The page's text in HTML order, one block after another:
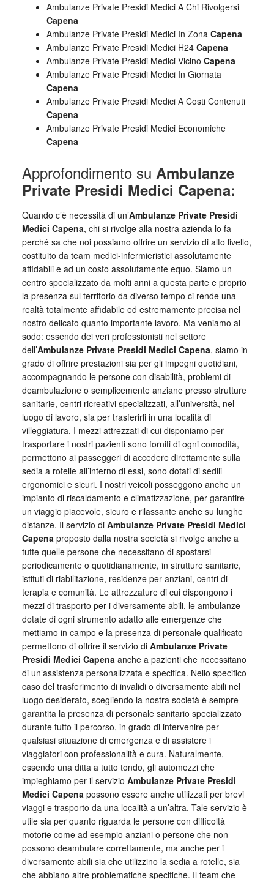
Ambulanze Private Presidi Medici A Chi Rivolgersi
Capena
Ambulanze Private Presidi Medici In Zona Capena
Ambulanze Private Presidi Medici H24 Capena
Ambulanze Private Presidi Medici Vicino Capena
Ambulanze Private Presidi Medici In Giornata
Capena
Ambulanze Private Presidi Medici A Costi Contenuti
Capena
Ambulanze Private Presidi Medici Economiche
Capena
Approfondimento su Ambulanze
Private Presidi Medici Capena:
Quando c’è necessità di un’Ambulanze Private Presidi
Medici Capena, chi si rivolge alla nostra azienda lo fa
perché sa che noi possiamo offrire un servizio di alto livello,
costituito da team medici-infermieristici assolutamente
affidabili e ad un costo assolutamente equo. Siamo un
centro specializzato da molti anni a questa parte e proprio
la presenza sul territorio da diverso tempo ci rende una
realtà totalmente affidabile ed estremamente precisa nel
nostro delicato quanto importante lavoro. Ma veniamo al
sodo: essendo dei veri professionisti nel settore
dell’Ambulanze Private Presidi Medici Capena, siamo in
grado di offrire prestazioni sia per gli impegni quotidiani,
accompagnando le persone con disabilità, problemi di
deambulazione o semplicemente anziane presso strutture
sanitarie, centri ricreativi specializzati, all’università, nel
luogo di lavoro, sia per trasferirli in una località di
villeggiatura. I mezzi attrezzati di cui disponiamo per
trasportare i nostri pazienti sono forniti di ogni comodità,
permettono ai passeggeri di accedere direttamente sulla
sedia a rotelle all’interno di essi, sono dotati di sedili
ergonomici e sicuri. I nostri veicoli posseggono anche un
impianto di riscaldamento e climatizzazione, per garantire
un viaggio piacevole, sicuro e rilassante anche su lunghe
distanze. Il servizio di Ambulanze Private Presidi Medici
Capenaproposto dalla nostra società si rivolge anche a
tutte quelle persone che necessitano di spostarsi
periodicamente o quotidianamente, in strutture sanitarie,
istituti di riabilitazione, residenze per anziani, centri di
terapia e comunità. Le attrezzature di cui dispongono i
mezzi di trasporto per i diversamente abili, le ambulanze
dotate di ogni strumento adatto alle emergenze che
mettiamo in campo e la presenza di personale qualificato
permettono di offrire il servizio di Ambulanze Private
Presidi Medici Capenaanche a pazienti che necessitano
di un’assistenza personalizzata e specifica. Nello specifico
caso del trasferimento di invalidi o diversamente abili nel
luogo desiderato, scegliendo la nostra società è sempre
garantita la presenza di personale sanitario specializzato
durante tutto il percorso, in grado di intervenire per
qualsiasi situazione di emergenza e di assistere i
viaggiatori con professionalità e cura. Naturalmente,
essendo una ditta a tutto tondo, gli automezzi che
impieghiamo per il servizio Ambulanze Private Presidi
Medici Capenapossono essere anche utilizzati per brevi
viaggi e trasporto da una località a un’altra. Tale servizio è
utile sia per quanto riguarda le persone con difficoltà
motorie come ad esempio anziani o persone che non
possono deambulare correttamente, ma anche per i
diversamente abili sia che utilizzino la sedia a rotelle, sia
che abbiano altre problematiche specifiche. Il team che